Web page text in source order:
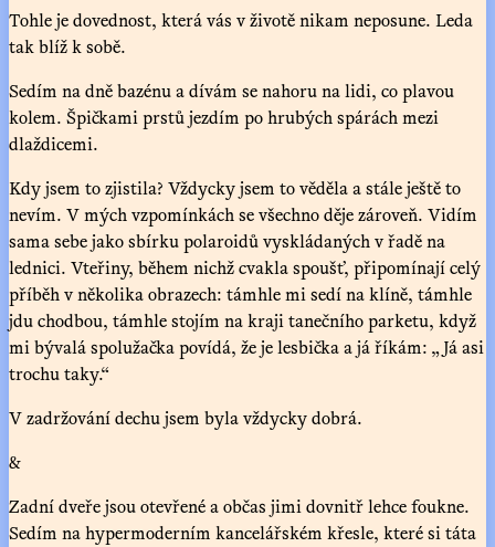
Tohle je dovednost, která vás v životě nikam neposune. Leda
tak blíž k sobě.
Sedím na dně bazénu a dívám se nahoru na lidi, co plavou
kolem. Špičkami prstů jezdím po hrubých spárách mezi
dlaždicemi.
Kdy jsem to zjistila? Vždycky jsem to věděla a stále ještě to
nevím. V mých vzpomínkách se všechno děje zároveň. Vidím
sama sebe jako sbírku polaroidů vyskládaných v řadě na
lednici. Vteřiny, během nichž cvakla spoušť, připomínají celý
příběh v několika obrazech: támhle mi sedí na klíně, támhle
jdu chodbou, támhle stojím na kraji tanečního parketu, když
mi bývalá spolužačka povídá, že je lesbička a já říkám: „Já asi
trochu taky.“
V zadržování dechu jsem byla vždycky dobrá.
&
Zadní dveře jsou otevřené a občas jimi dovnitř lehce foukne.
Sedím na hypermoderním kancelářském křesle, které si táta